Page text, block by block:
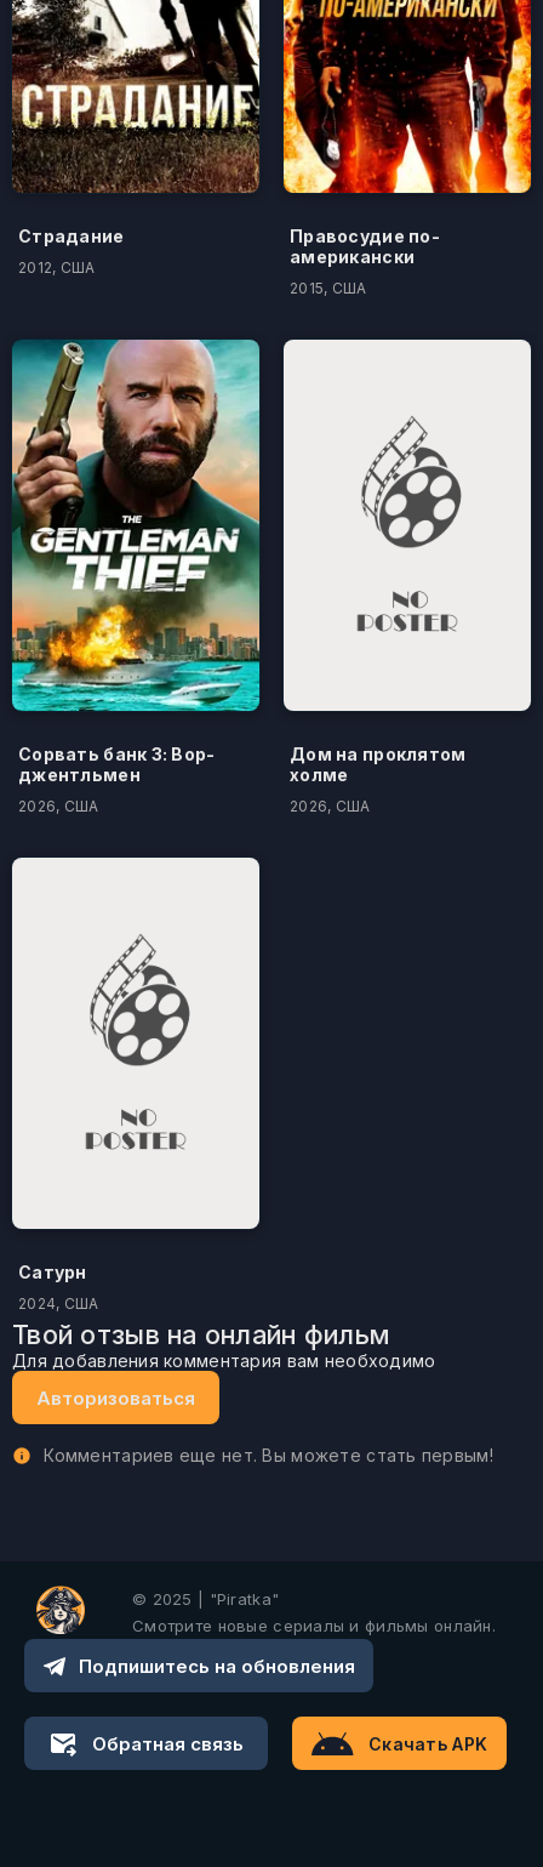
Страдание
2012, США
Правосудие по-
американски
2015, США
Сорвать банк 3: Вор-
джентльмен
2026, США
Дом на проклятом
холме
2026, США
Сатурн
2024, США
Твой отзыв на онлайн фильм
Для добавления комментария вам необходимо
Авторизоваться
Комментариев еще нет. Вы можете стать первым!
© 2025 | "Piratka"
Смотрите новые сериалы и фильмы онлайн.
Подпишитесь на обновления
Обратная связь Скачать APK